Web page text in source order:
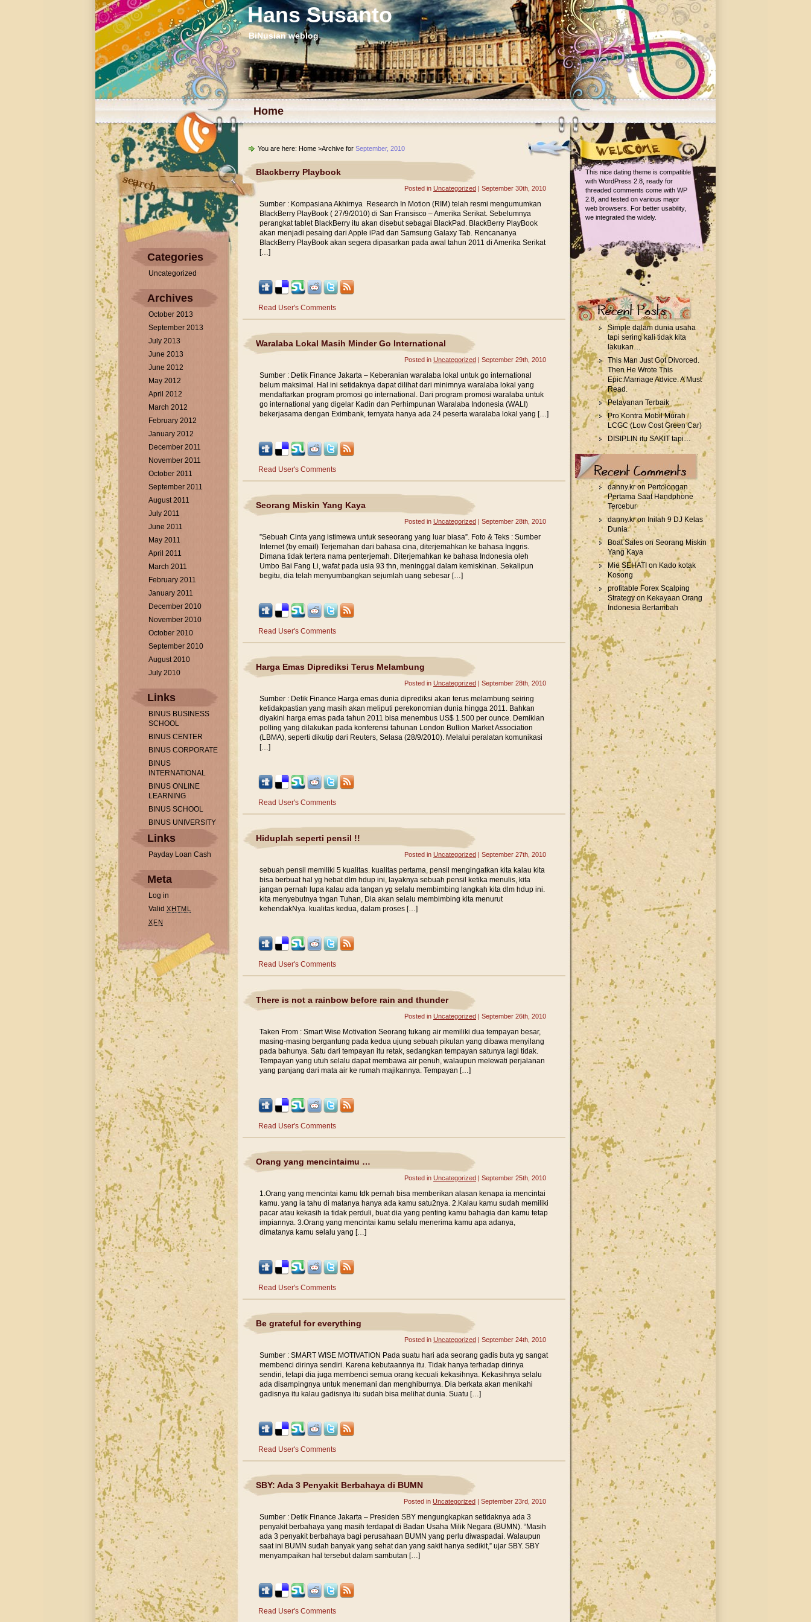
Hans Susanto
BiNusian weblog
Home
Categories
Uncategorized
Archives
October 2013
September 2013
July 2013
June 2013
June 2012
May 2012
April 2012
March 2012
February 2012
January 2012
December 2011
November 2011
October 2011
September 2011
August 2011
July 2011
June 2011
May 2011
April 2011
March 2011
February 2011
January 2011
December 2010
November 2010
October 2010
September 2010
August 2010
July 2010
Links
BINUS BUSINESS
SCHOOL
BINUS CENTER
BINUS CORPORATE
BINUS
INTERNATIONAL
BINUS ONLINE
LEARNING
BINUS SCHOOL
BINUS UNIVERSITY
Links
Payday Loan Cash
Meta
Log in
Valid XHTML
XFN
You are here: Home >Archive for September, 2010
Blackberry Playbook
Posted in Uncategorized | September 30th, 2010
Sumber : Kompasiana Akhirnya Research In Motion (RIM) telah resmi mengumumkan
BlackBerry PlayBook ( 27/9/2010) di San Fransisco – Amerika Serikat. Sebelumnya
perangkat tablet BlackBerry itu akan disebut sebagai BlackPad. BlackBerry PlayBook
akan menjadi pesaing dari Apple iPad dan Samsung Galaxy Tab. Rencananya
BlackBerry PlayBook akan segera dipasarkan pada awal tahun 2011 di Amerika Serikat
[…]
Read User's Comments
Waralaba Lokal Masih Minder Go International
Posted in Uncategorized | September 29th, 2010
Sumber : Detik Finance Jakarta – Keberanian waralaba lokal untuk go international
belum maksimal. Hal ini setidaknya dapat dilihat dari minimnya waralaba lokal yang
mendaftarkan program promosi go international. Dari program promosi waralaba untuk
go international yang digelar Kadin dan Perhimpunan Waralaba Indonesia (WALI)
bekerjasama dengan Eximbank, ternyata hanya ada 24 peserta waralaba lokal yang […]
Read User's Comments
Seorang Miskin Yang Kaya
Posted in Uncategorized | September 28th, 2010
”Sebuah Cinta yang istimewa untuk seseorang yang luar biasa”. Foto & Teks : Sumber
Internet (by email) Terjemahan dari bahasa cina, diterjemahkan ke bahasa Inggris.
Dimana tidak tertera nama penterjemah. Diterjemahkan ke bahasa Indonesia oleh
Umbo Bai Fang Li, wafat pada usia 93 thn, meninggal dalam kemiskinan. Sekalipun
begitu, dia telah menyumbangkan sejumlah uang sebesar […]
Read User's Comments
Harga Emas Diprediksi Terus Melambung
Posted in Uncategorized | September 28th, 2010
Sumber : Detik Finance Harga emas dunia diprediksi akan terus melambung seiring
ketidakpastian yang masih akan meliputi perekonomian dunia hingga 2011. Bahkan
diyakini harga emas pada tahun 2011 bisa menembus US$ 1.500 per ounce. Demikian
polling yang dilakukan pada konferensi tahunan London Bullion Market Association
(LBMA), seperti dikutip dari Reuters, Selasa (28/9/2010). Melalui peralatan komunikasi
[…]
Read User's Comments
Hiduplah seperti pensil !!
Posted in Uncategorized | September 27th, 2010
sebuah pensil memiliki 5 kualitas. kualitas pertama, pensil mengingatkan kita kalau kita
bisa berbuat hal yg hebat dlm hdup ini, layaknya sebuah pensil ketika menulis, kita
jangan pernah lupa kalau ada tangan yg selalu membimbing langkah kita dlm hdup ini.
kita menyebutnya tngan Tuhan, Dia akan selalu membimbing kita menurut
kehendakNya. kualitas kedua, dalam proses […]
Read User's Comments
There is not a rainbow before rain and thunder
Posted in Uncategorized | September 26th, 2010
Taken From : Smart Wise Motivation Seorang tukang air memiliki dua tempayan besar,
masing-masing bergantung pada kedua ujung sebuah pikulan yang dibawa menyilang
pada bahunya. Satu dari tempayan itu retak, sedangkan tempayan satunya lagi tidak.
Tempayan yang utuh selalu dapat membawa air penuh, walaupun melewati perjalanan
yang panjang dari mata air ke rumah majikannya. Tempayan […]
Read User's Comments
Orang yang mencintaimu …
Posted in Uncategorized | September 25th, 2010
1.Orang yang mencintai kamu tdk pernah bisa memberikan alasan kenapa ia mencintai
kamu. yang ia tahu di matanya hanya ada kamu satu2nya. 2.Kalau kamu sudah memiliki
pacar atau kekasih ia tidak perduli, buat dia yang penting kamu bahagia dan kamu tetap
impiannya. 3.Orang yang mencintai kamu selalu menerima kamu apa adanya,
dimatanya kamu selalu yang […]
Read User's Comments
Be grateful for everything
Posted in Uncategorized | September 24th, 2010
Sumber : SMART WISE MOTIVATION Pada suatu hari ada seorang gadis buta yg sangat
membenci dirinya sendiri. Karena kebutaannya itu. Tidak hanya terhadap dirinya
sendiri, tetapi dia juga membenci semua orang kecuali kekasihnya. Kekasihnya selalu
ada disampingnya untuk menemani dan menghiburnya. Dia berkata akan menikahi
gadisnya itu kalau gadisnya itu sudah bisa melihat dunia. Suatu […]
Read User's Comments
SBY: Ada 3 Penyakit Berbahaya di BUMN
Posted in Uncategorized | September 23rd, 2010
Sumber : Detik Finance Jakarta – Presiden SBY mengungkapkan setidaknya ada 3
penyakit berbahaya yang masih terdapat di Badan Usaha Milik Negara (BUMN). “Masih
ada 3 penyakit berbahaya bagi perusahaan BUMN yang perlu diwaspadai. Walaupun
saat ini BUMN sudah banyak yang sehat dan yang sakit hanya sedikit,” ujar SBY. SBY
menyampaikan hal tersebut dalam sambutan […]
Read User's Comments
This nice dating theme is compatible
with WordPress 2.8, ready for
threaded comments come with WP
2.8, and tested on various major
web browsers. For better usability,
we integrated the widely.
Recent
Posts
Simple dalam dunia usaha
tapi sering kali tidak kita
lakukan…
This Man Just Got Divorced.
Then He Wrote This
Epic:Marriage Advice. A Must
Read.
Pelayanan Terbaik
Pro Kontra Mobil Murah
LCGC (Low Cost Green Car)
DISIPLIN itu SAKIT tapi…
Recent
Comments
danny.kr on Pertolongan
Pertama Saat Handphone
Tercebur
danny.kr on Inilah 9 DJ Kelas
Dunia
Boat Sales onSeorang Miskin
Yang Kaya
Mie SEHATI on Kado kotak
Kosong
profitable Forex Scalping
Strategy on Kekayaan Orang
Indonesia Bertambah